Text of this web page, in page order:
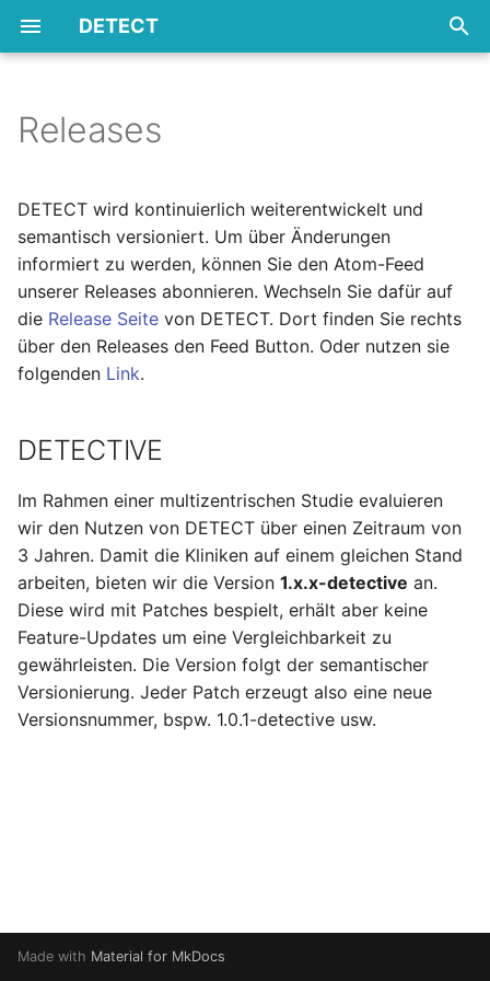
DETECT
e
w
r
i
t
i
l
Zweck & Bestimmung
Eingangsparameter
Technische Funktionsweise
Dienste
Authentifizierung
Hersteller
Schnittstellen XML
REST
HL7v2
Vorbereitung
Überblick verwendete
Benutzer
Installieren
Zertifikate
Einrichten und Testen
Beispielinstallation Ubuntu
Update
Beispielupdate Ubuntu
22.04
Überblick der
Stationsübersicht
Mapping
Administration
Import
Backup & Export
Archiv
Audit - Anzahl kritischer
Routing Dashboard
Debugging & Logging
Überblick
Protokolle
Patientenausschluss
FAQ
Troubleshooting
Glossar
DETECTIVE
Releases
DETECT wird kontinuierlich weiterentwickelt und
semantisch versioniert. Um über Änderungen
informiert zu werden, können Sie den Atom-Feed
unserer Releases abonnieren. Wechseln Sie dafür auf
die Release Seite von DETECT. Dort finden Sie rechts
über den Releases den Feed Button. Oder nutzen sie
folgenden Link.
DETECTIVE
Im Rahmen einer multizentrischen Studie evaluieren
wir den Nutzen von DETECT über einen Zeitraum von
3 Jahren. Damit die Kliniken auf einem gleichen Stand
arbeiten, bieten wir die Version 1.x.x-detective an.
Diese wird mit Patches bespielt, erhält aber keine
Feature-Updates um eine Vergleichbarkeit zu
gewährleisten. Die Version folgt der semantischer
Versionierung. Jeder Patch erzeugt also eine neue
Versionsnummer, bspw. 1.0.1-detective usw.
Made with Material for MkDocs